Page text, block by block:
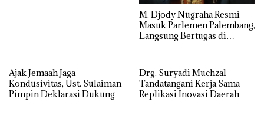
M. Djody Nugraha Resmi
Masuk Parlemen Palembang,
Langsung Bertugas di
Ajak Jemaah Jaga
Kondusivitas, Ust. Sulaiman
Pimpin Deklarasi Dukung
Drg. Suryadi Muchzal
Tandatangani Kerja Sama
Replikasi Inovasi Daerah